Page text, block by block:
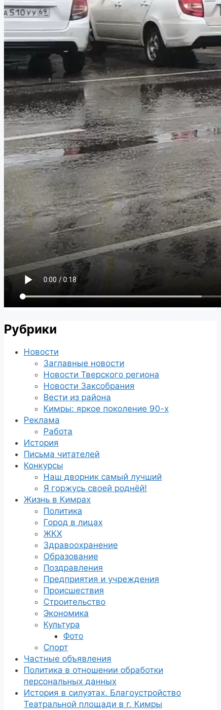
Рубрики
Новости
Заглавные новости
Новости Тверского региона
Новости Заксобрания
Вести из района
Кимры: яркое поколение 90-х
Реклама
Работа
История
Письма читателей
Конкурсы
Наш дворник самый лучший
Я горжусь своей роднёй!
Жизнь в Кимрах
Политика
Город в лицах
ЖКХ
Здравоохранение
Образование
Поздравления
Предприятия и учреждения
Происшествия
Строительство
Экономика
Культура
Фото
Спорт
Частные объявления
Политика в отношении обработки
персональных данных
История в силуэтах. Благоустройство
Театральной площади в г. Кимры